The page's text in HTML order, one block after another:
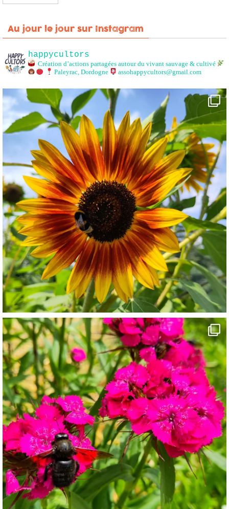
Au jour le jour sur Instagram
happycultors
Création d’actions partagées autour du vivant sauvage & cultivé
Paleyrac, Dordogne
assohappycultors@gmail.com